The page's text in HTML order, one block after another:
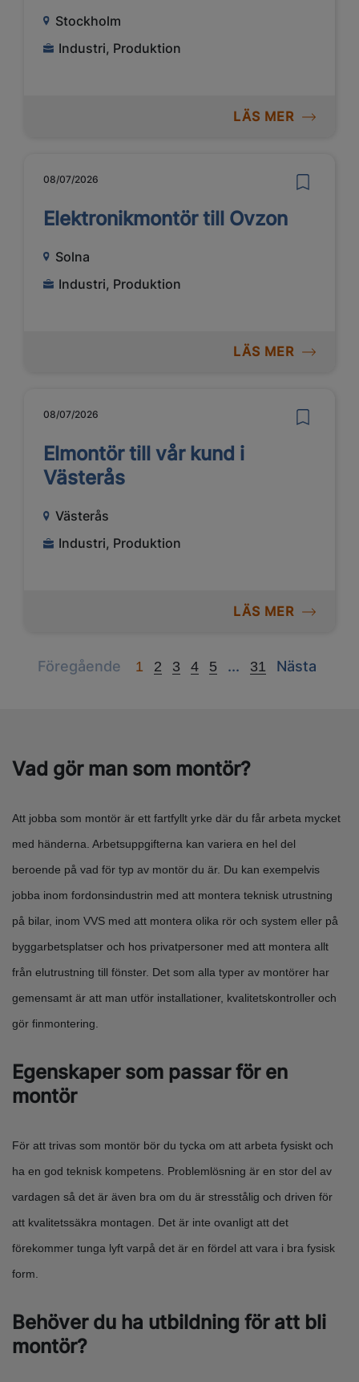
Stockholm
Industri, Produktion
LÄS MER
08/07/2026
Elektronikmontör till Ovzon
Solna
Industri, Produktion
LÄS MER
08/07/2026
Elmontör till vår kund i
Västerås
Västerås
Industri, Produktion
LÄS MER
Föregående Previous
1 2 3 4 5 ...
Next31 Nästa
Next
Vad gör man som montör?
Att jobba som montör är ett fartfyllt yrke där du får arbeta mycket
med händerna. Arbetsuppgifterna kan variera en hel del
beroende på vad för typ av montör du är. Du kan exempelvis
jobba inom fordonsindustrin med att montera teknisk utrustning
på bilar, inom VVS med att montera olika rör och system eller på
byggarbetsplatser och hos privatpersoner med att montera allt
från elutrustning till fönster. Det som alla typer av montörer har
gemensamt är att man utför installationer, kvalitetskontroller och
gör finmontering.
Egenskaper som passar för en
montör
För att trivas som montör bör du tycka om att arbeta fysiskt och
ha en god teknisk kompetens. Problemlösning är en stor del av
vardagen så det är även bra om du är stresstålig och driven för
att kvalitetssäkra montagen. Det är inte ovanligt att det
förekommer tunga lyft varpå det är en fördel att vara i bra fysisk
form.
Behöver du ha utbildning för att bli
montör?